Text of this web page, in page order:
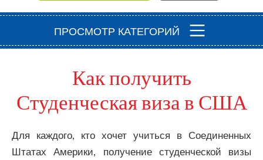
ПРОСМОТР КАТЕГОРИЙ
Как получить
Студенческая виза в США
Для каждого, кто хочет учиться в Соединенных
Штатах Америки, получение студенческой визы